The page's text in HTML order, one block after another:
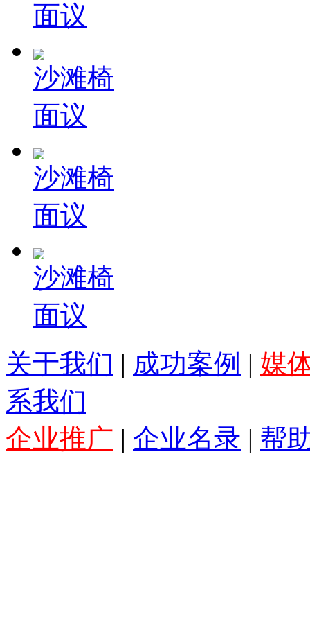
面议
沙滩椅
面议
沙滩椅
面议
沙滩椅
面议
关于我们 | 成功案例 | 媒
系我们
企业推广 | 企业名录 | 帮